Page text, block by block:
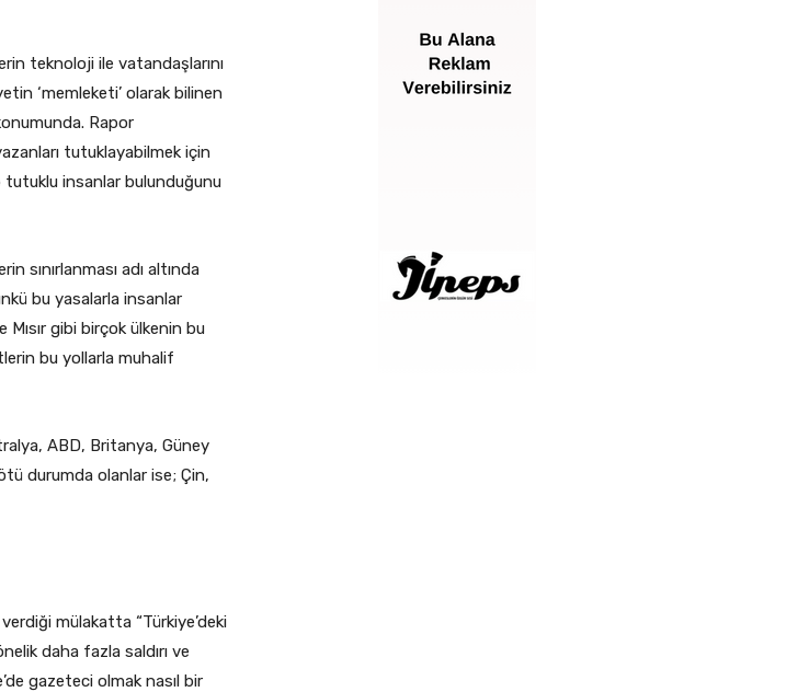
teknoloji ile vatandaşlarını
‘memleketi’ olarak bilinen
Rapor
tutuklayabilmek için
tutuklu insanlar bulunduğunu
sınırlanması adı altında
bu yasalarla insanlar
Mısır gibi birçok ülkenin bu
bu yollarla muhalif
ABD, Britanya, Güney
durumda olanlar ise; Çin,
mülakatta “Türkiye’deki
daha fazla saldırı ve
gazeteci olmak nasıl bir